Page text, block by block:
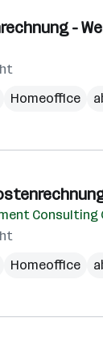
-
Homeoffice
Consulting
Homeoffice